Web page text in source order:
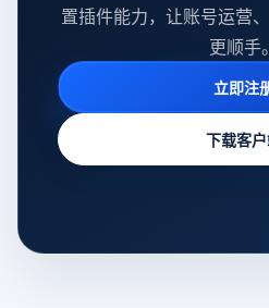
置插件能力，让账号运营
更顺手。
立即注
下载客